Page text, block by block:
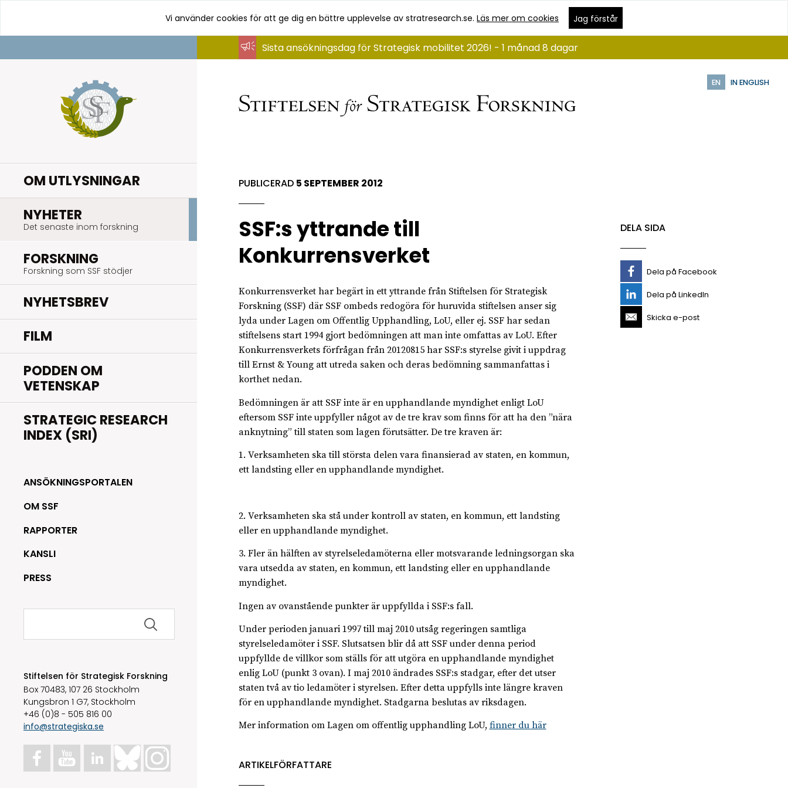
innehåll
Vi använder cookies för att ge dig en bättre upplevelse av stratresearch.se.Läs mer om cookies Jag förstår
EN IN ENGLISH
OM UTLYSNINGAR
NYHETER
Det senaste inom forskning
FORSKNING
Forskning som SSF stödjer
NYHETSBREV
FILM
PODDEN OM
VETENSKAP
STRATEGIC RESEARCH
INDEX (SRI)
ANSÖKNINGSPORTALEN
OM SSF
RAPPORTER
KANSLI
PRESS
Sök
Stiftelsen för Strategisk Forskning
Box 70483, 107 26 Stockholm
Kungsbron 1 G7, Stockholm
+46 (0)8 - 505 816 00
info@strategiska.se
Sista ansökningsdag för Strategisk mobilitet 2026! - 1 månad 8 dagar
PUBLICERAD 5 SEPTEMBER 2012
SSF:s yttrande till
Konkurrensverket
Konkurrensverket har begärt in ett yttrande från Stiftelsen för Strategisk
Forskning (SSF) där SSF ombeds redogöra för huruvida stiftelsen anser sig
lyda under Lagen om Offentlig Upphandling, LoU, eller ej. SSF har sedan
stiftelsens start 1994 gjort bedömningen att man inte omfattas av LoU. Efter
Konkurrensverkets förfrågan från 20120815 har SSF:s styrelse givit i uppdrag
till Ernst & Young att utreda saken och deras bedömning sammanfattas i
korthet nedan.
Bedömningen är att SSF inte är en upphandlande myndighet enligt LoU
eftersom SSF inte uppfyller något av de tre krav som finns för att ha den ”nära
anknytning” till staten som lagen förutsätter. De tre kraven är:
1. Verksamheten ska till största delen vara finansierad av staten, en kommun,
ett landsting eller en upphandlande myndighet.
2. Verksamheten ska stå under kontroll av staten, en kommun, ett landsting
eller en upphandlande myndighet.
3. Fler än hälften av styrelseledamöterna eller motsvarande ledningsorgan ska
vara utsedda av staten, en kommun, ett landsting eller en upphandlande
myndighet.
Ingen av ovanstående punkter är uppfyllda i SSF:s fall.
Under perioden januari 1997 till maj 2010 utsåg regeringen samtliga
styrelseledamöter i SSF. Slutsatsen blir då att SSF under denna period
uppfyllde de villkor som ställs för att utgöra en upphandlande myndighet
enlig LoU (punkt 3 ovan). I maj 2010 ändrades SSF:s stadgar, efter det utser
staten två av tio ledamöter i styrelsen. Efter detta uppfylls inte längre kraven
för en upphandlande myndighet. Stadgarna beslutas av riksdagen.
Mer information om Lagen om offentlig upphandling LoU, finner du här
ARTIKELFÖRFATTARE
DELA SIDA
Dela på Facebook
Dela på LinkedIn
Skicka e-post